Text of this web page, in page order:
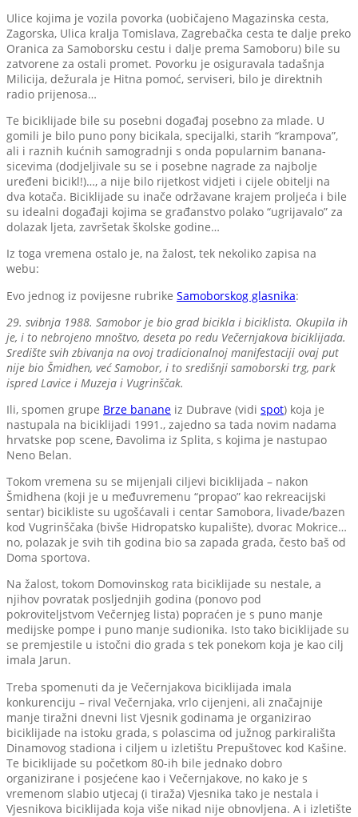
Ulice kojima je vozila povorka (uobičajeno Magazinska cesta,
Zagorska, Ulica kralja Tomislava, Zagrebačka cesta te dalje preko
Oranica za Samoborsku cestu i dalje prema Samoboru) bile su
zatvorene za ostali promet. Povorku je osiguravala tadašnja
Milicija, dežurala je Hitna pomoć, serviseri, bilo je direktnih
radio prijenosa…
Te biciklijade bile su posebni događaj posebno za mlade. U
gomili je bilo puno pony bicikala, specijalki, starih “krampova”,
ali i raznih kućnih samogradnji s onda popularnim banana-
sicevima (dodjeljivale su se i posebne nagrade za najbolje
uređeni bicikl!)…, a nije bilo rijetkost vidjeti i cijele obitelji na
dva kotača. Biciklijade su inače održavane krajem proljeća i bile
su idealni događaji kojima se građanstvo polako “ugrijavalo” za
dolazak ljeta, završetak školske godine…
Iz toga vremena ostalo je, na žalost, tek nekoliko zapisa na
webu:
Evo jednog iz povijesne rubrike Samoborskog glasnika:
29. svibnja 1988. Samobor je bio grad bicikla i biciklista. Okupila ih
je, i to nebrojeno mnoštvo, deseta po redu Večernjakova biciklijada.
Središte svih zbivanja na ovoj tradicionalnoj manifestaciji ovaj put
nije bio Šmidhen, već Samobor, i to središnji samoborski trg, park
ispred Lavice i Muzeja i Vugrinščak.
Ili, spomen grupe Brze banane iz Dubrave (vidi spot) koja je
nastupala na biciklijadi 1991., zajedno sa tada novim nadama
hrvatske pop scene, Đavolima iz Splita, s kojima je nastupao
Neno Belan.
Tokom vremena su se mijenjali ciljevi biciklijada – nakon
Šmidhena (koji je u međuvremenu “propao” kao rekreacijski
sentar) bicikliste su ugošćavali i centar Samobora, livade/bazen
kod Vugrinščaka (bivše Hidropatsko kupalište), dvorac Mokrice…
no, polazak je svih tih godina bio sa zapada grada, često baš od
Doma sportova.
Na žalost, tokom Domovinskog rata biciklijade su nestale, a
njihov povratak posljednjih godina (ponovo pod
pokroviteljstvom Večernjeg lista) popraćen je s puno manje
medijske pompe i puno manje sudionika. Isto tako biciklijade su
se premjestile u istočni dio grada s tek ponekom koja je kao cilj
imala Jarun.
Treba spomenuti da je Večernjakova biciklijada imala
konkurenciju – rival Večernjaka, vrlo cijenjeni, ali značajnije
manje tiražni dnevni list Vjesnik godinama je organizirao
biciklijade na istoku grada, s polascima od južnog parkirališta
Dinamovog stadiona i ciljem u izletištu Prepuštovec kod Kašine.
Te biciklijade su početkom 80-ih bile jednako dobro
organizirane i posjećene kao i Večernjakove, no kako je s
vremenom slabio utjecaj (i tiraža) Vjesnika tako je nestala i
Vjesnikova biciklijada koja više nikad nije obnovljena. A i izletište